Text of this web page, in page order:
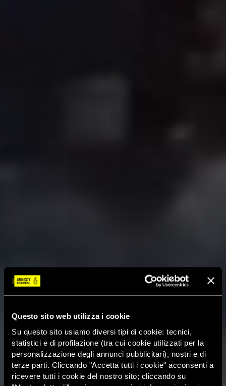
Questo sito web utilizza i cookie
Su questo sito usiamo diversi tipi di cookie: tecnici,
statistici e di profilazione (tra cui cookie utilizzati per la
personalizzazione degli annunci pubblicitari), nostri e di
terze parti. Cliccando "Accetta tutti i cookie" acconsenti a
ricevere tutti i cookie del nostro sito; cliccando su